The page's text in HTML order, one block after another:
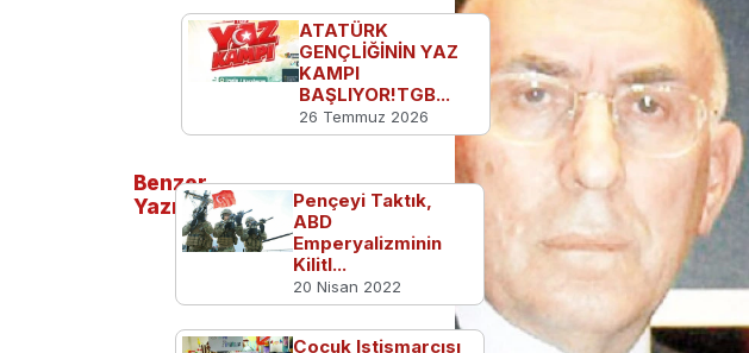
ATATÜRK
GENÇLİĞİNİN YAZ
KAMPI
BAŞLIYOR!TGB...
26 Temmuz 2026
Benzer
Yazılar
Pençeyi Taktık,
ABD
Emperyalizminin
Kilitl...
20 Nisan 2022
Çocuk Istismarcısı